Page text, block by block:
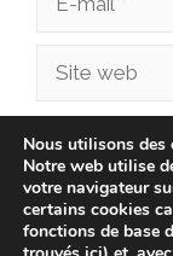
Site
dans le
Nous utilisons des
Notre web utilise
votre navigateur
certains cookies
fonctions de base